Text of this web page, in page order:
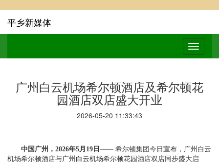
平乡新媒体
广州白云机场希尔顿酒店及希尔顿花
园酒店双店盛大开业
2026-05-20 11:33:43
中国广州， 2026年5月 19 日 —— 希尔顿集团今日宣布，广州白云
机场希尔顿酒店与广州白云机场希尔顿花园酒店双店同步盛大启